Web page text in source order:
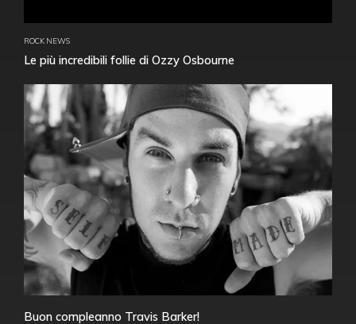
ROCK NEWS
Le più incredibili follie di Ozzy Osbourne
Buon compleanno Travis Barker!